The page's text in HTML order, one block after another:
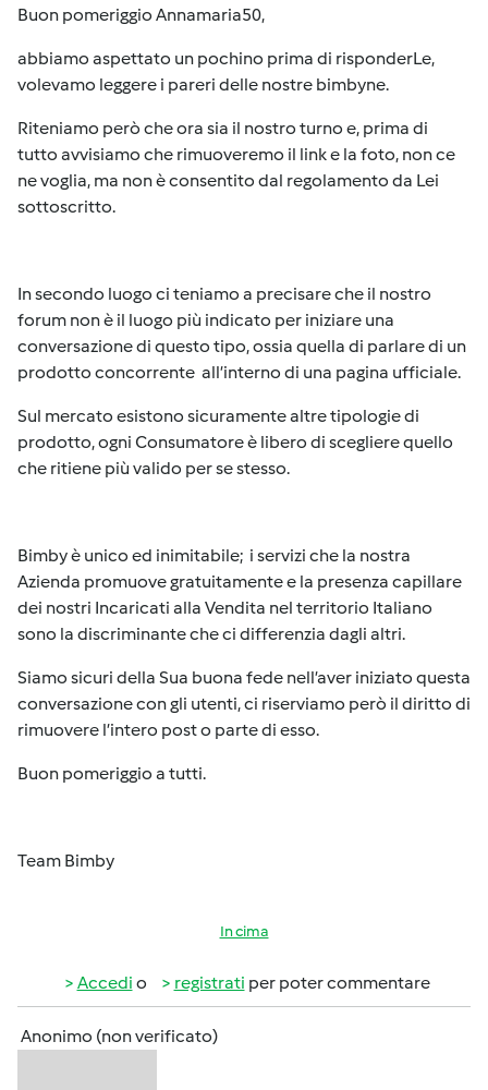
Buon pomeriggio Annamaria50,
abbiamo aspettato un pochino prima di risponderLe,
volevamo leggere i pareri delle nostre bimbyne.
Riteniamo però che ora sia il nostro turno e, prima di
tutto avvisiamo che rimuoveremo il link e la foto, non ce
ne voglia, ma non è consentito dal regolamento da Lei
sottoscritto.
In secondo luogo ci teniamo a precisare che il nostro
forum non è il luogo più indicato per iniziare una
conversazione di questo tipo, ossia quella di parlare di un
prodotto concorrente all’interno di una pagina ufficiale.
Sul mercato esistono sicuramente altre tipologie di
prodotto, ogni Consumatore è libero di scegliere quello
che ritiene più valido per se stesso.
Bimby è unico ed inimitabile; i servizi che la nostra
Azienda promuove gratuitamente e la presenza capillare
dei nostri Incaricati alla Vendita nel territorio Italiano
sono la discriminante che ci differenzia dagli altri.
Siamo sicuri della Sua buona fede nell’aver iniziato questa
conversazione con gli utenti, ci riserviamo però il diritto di
rimuovere l’intero post o parte di esso.
Buon pomeriggio a tutti.
Team Bimby
In cima
Accedi o registrati per poter commentare
Anonimo (non verificato)